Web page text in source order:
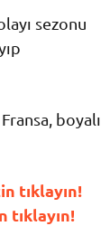
sezonu
boyalı
tıklayın!
tıklayın!